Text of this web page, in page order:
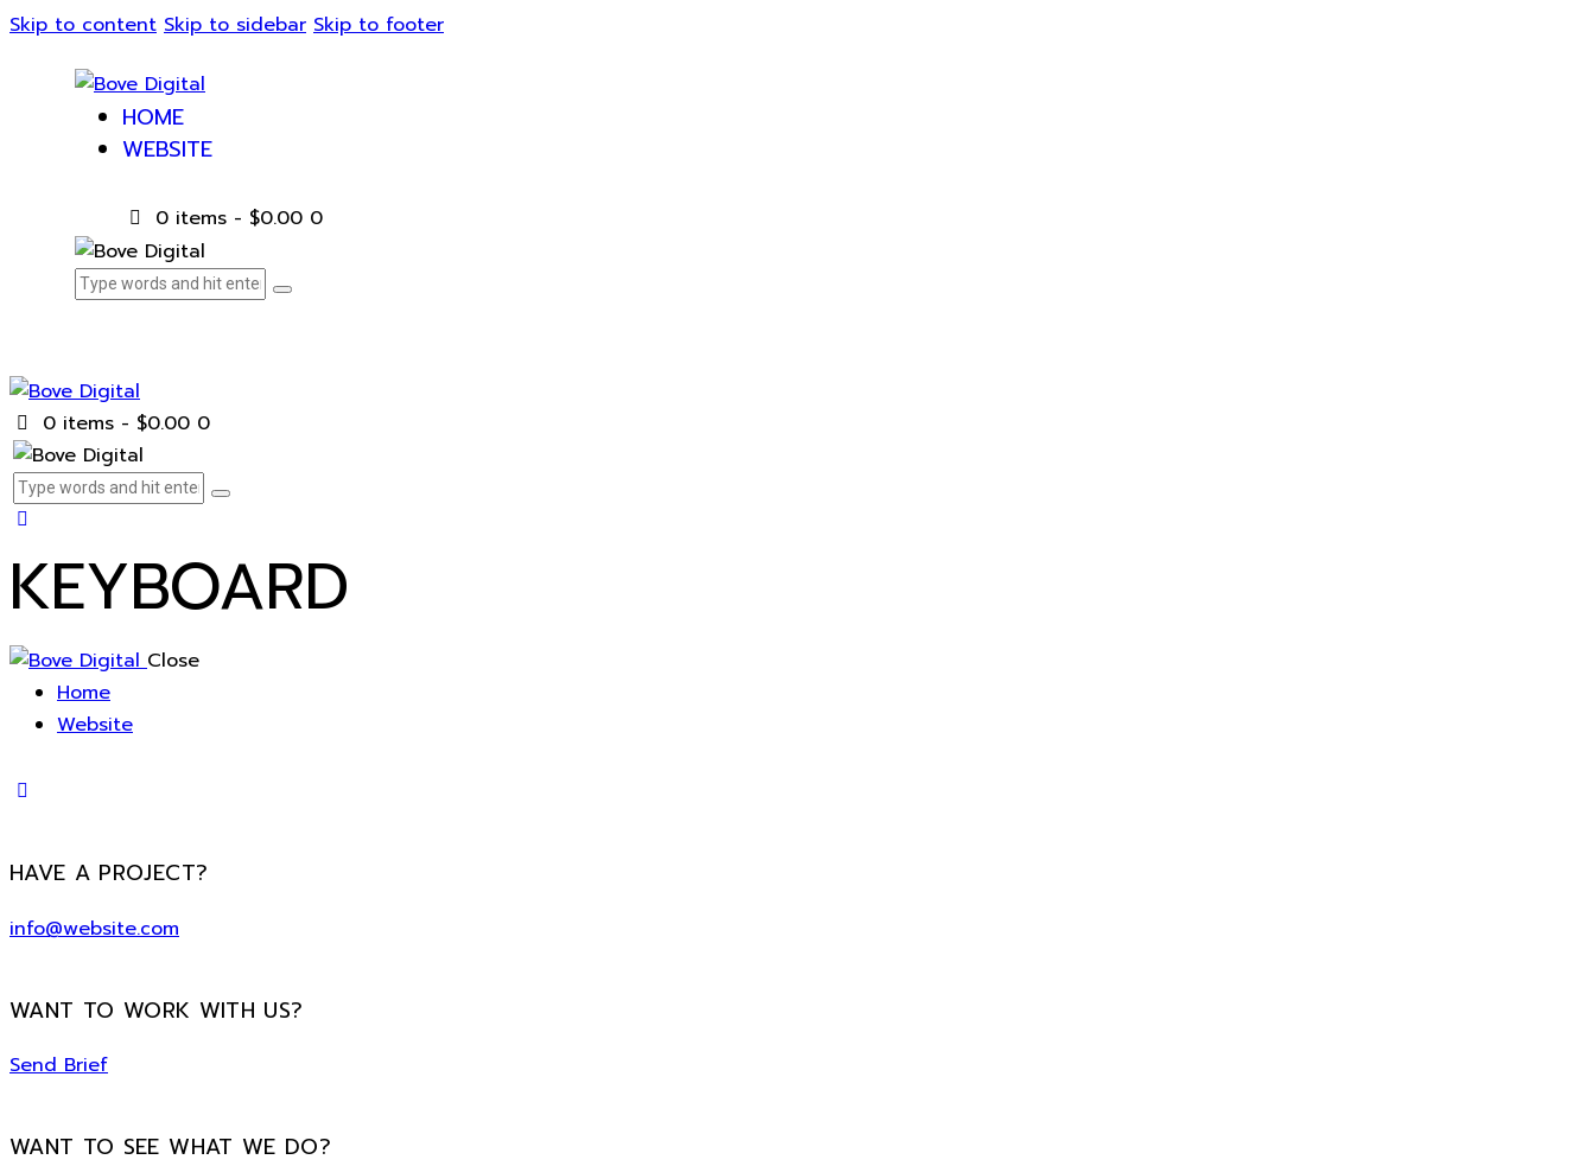
Skip to content Skip to sidebar Skip to footer
HOME
WEBSITE
0 items - $0.00 0
0 items - $0.00 0
KEYBOARD
Close
Home
Website
HAVE A PROJECT?
info@website.com
WANT TO WORK WITH US?
Send Brief
WANT TO SEE WHAT WE DO?